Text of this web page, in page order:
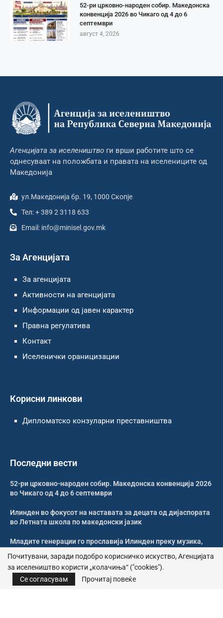
52-ри црковно-народен собир. Македонска
конвенција 2026 во Чикаго од 4 до 6
септември
август 4, 2026
Агенцијата за иселеништво ги врши работите што се
однесуваат на положбата и правата на иселениците од
Македонија
ул.Македонија бр. 19, 1000 Скопје
Тел: + 389 2 3118 633
Email: info@minisel.gov.mk
За Агенцијата
За агенцијата
Активности на агенцијата
Информации од јавен карактер
Правна регулатива
Контакт
Иселенички ораницизации
Корисни линкови
Дипломатско конзуларни преставништва
Последни вести
52-ри црковно-народен собир. Македонска конвенција 2026
во Чикаго од 4 до 6 септември
Илинден во фокусот на наставата за децата од дијаспората
во Летната школа по македонски јазик
Младите генерации го прославија Илинден преку музика,
Свечено и молитвено одбележан Илинден во Џилонг
Почитувани, заради подобро корисничко искуство, Агенцијата
за иселеништво користи „колачиња“ ("cookies").
Се согласувам
Прочитај повеќе